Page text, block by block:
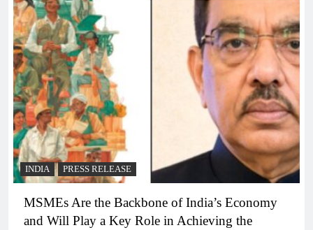
INDIA PRESS RELEASE
MSMEs Are the Backbone of India’s Economy
and Will Play a Key Role in Achieving the